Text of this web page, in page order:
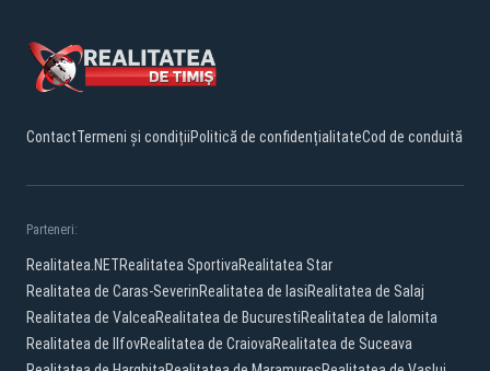
ContactTermeni și condițiiPolitică de confidențialitateCod de conduită
Parteneri:
Realitatea.NETRealitatea SportivaRealitatea Star
Realitatea de Caras-SeverinRealitatea de IasiRealitatea de Salaj
Realitatea de ValceaRealitatea de BucurestiRealitatea de Ialomita
Realitatea de IlfovRealitatea de CraiovaRealitatea de Suceava